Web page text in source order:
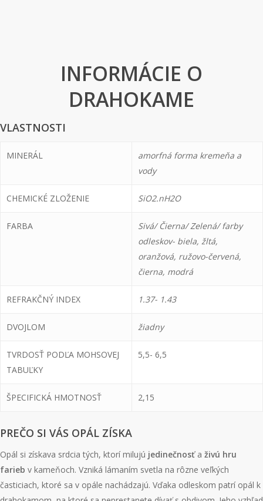
INFORMÁCIE O
DRAHOKAME
VLASTNOSTI
MINERÁL
amorfná forma kremeňa a
vody
CHEMICKÉ ZLOŽENIE SiO2.nH2O
FARBA
Sivá/ Čierna/ Zelená/ farby
odleskov- biela, žltá,
oranžová, ružovo-červená,
čierna, modrá
REFRAKČNÝ INDEX 1.37- 1.43
DVOJLOM žiadny
TVRDOSŤ PODĽA MOHSOVEJ
TABUĽKY
5,5- 6,5
ŠPECIFICKÁ HMOTNOSŤ 2,15
PREČO SI VÁS OPÁL ZÍSKA
Opál si získava srdcia tých, ktorí milujú jedinečnosťa živú hru
farieb v kameňoch. Vzniká lámaním svetla na rôzne veľkých
časticiach, ktoré sa v opále nachádzajú. Vďaka odleskom patrí opál k